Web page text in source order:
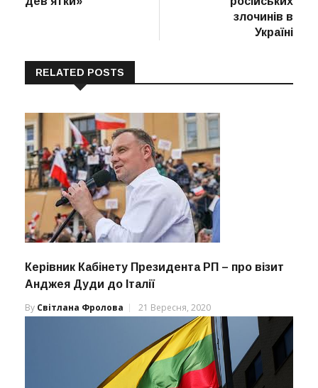
злочинів в
Україні
RELATED POSTS
Керівник Кабінету Президента РП – про візит
Анджея Дуди до Італії
By Світлана Фролова 21 Вересня, 2020